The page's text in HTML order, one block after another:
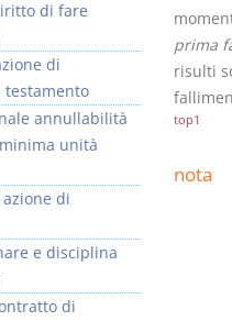
prima
risulti
top1
nota
di fare
di
testamento
annullabilità
unità
di
e disciplina
di